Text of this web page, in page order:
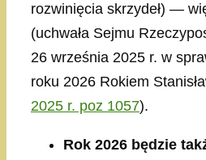
rozwinięcia skrzydeł) —
(uchwała Sejmu
26 września 2025 r. w
roku 2026 Rokiem
2025 r. poz 1057).
Rok 2026 będzie